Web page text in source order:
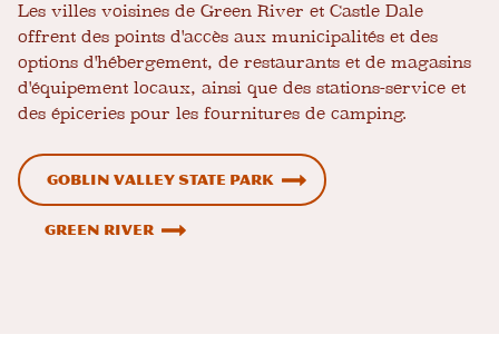
Les villes voisines de Green River et Castle Dale
offrent des points d'accès aux municipalités et des
options d'hébergement, de restaurants et de magasins
d'équipement locaux, ainsi que des stations-service et
des épiceries pour les fournitures de camping.
Goblin Valley State Park
Green River